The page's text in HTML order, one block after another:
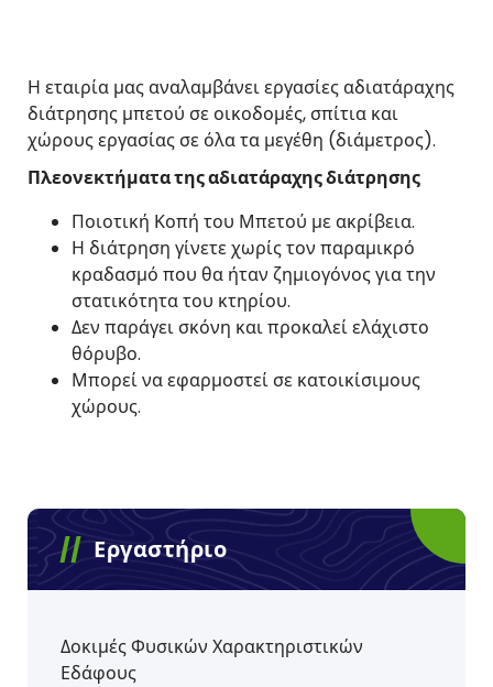
Η εταιρία μας αναλαμβάνει εργασίες αδιατάραχης
διάτρησης μπετού σε οικοδομές, σπίτια και
χώρους εργασίας σε όλα τα μεγέθη (διάμετρος).
Πλεονεκτήματα της αδιατάραχης διάτρησης
Ποιοτική Κοπή του Μπετού με ακρίβεια.
Η διάτρηση γίνετε χωρίς τον παραμικρό
κραδασμό που θα ήταν ζημιογόνος για την
στατικότητα του κτηρίου.
Δεν παράγει σκόνη και προκαλεί ελάχιστο
θόρυβο.
Μπορεί να εφαρμοστεί σε κατοικίσιμους
χώρους.
Εργαστήριο
Δοκιμές Φυσικών Χαρακτηριστικών
Εδάφους